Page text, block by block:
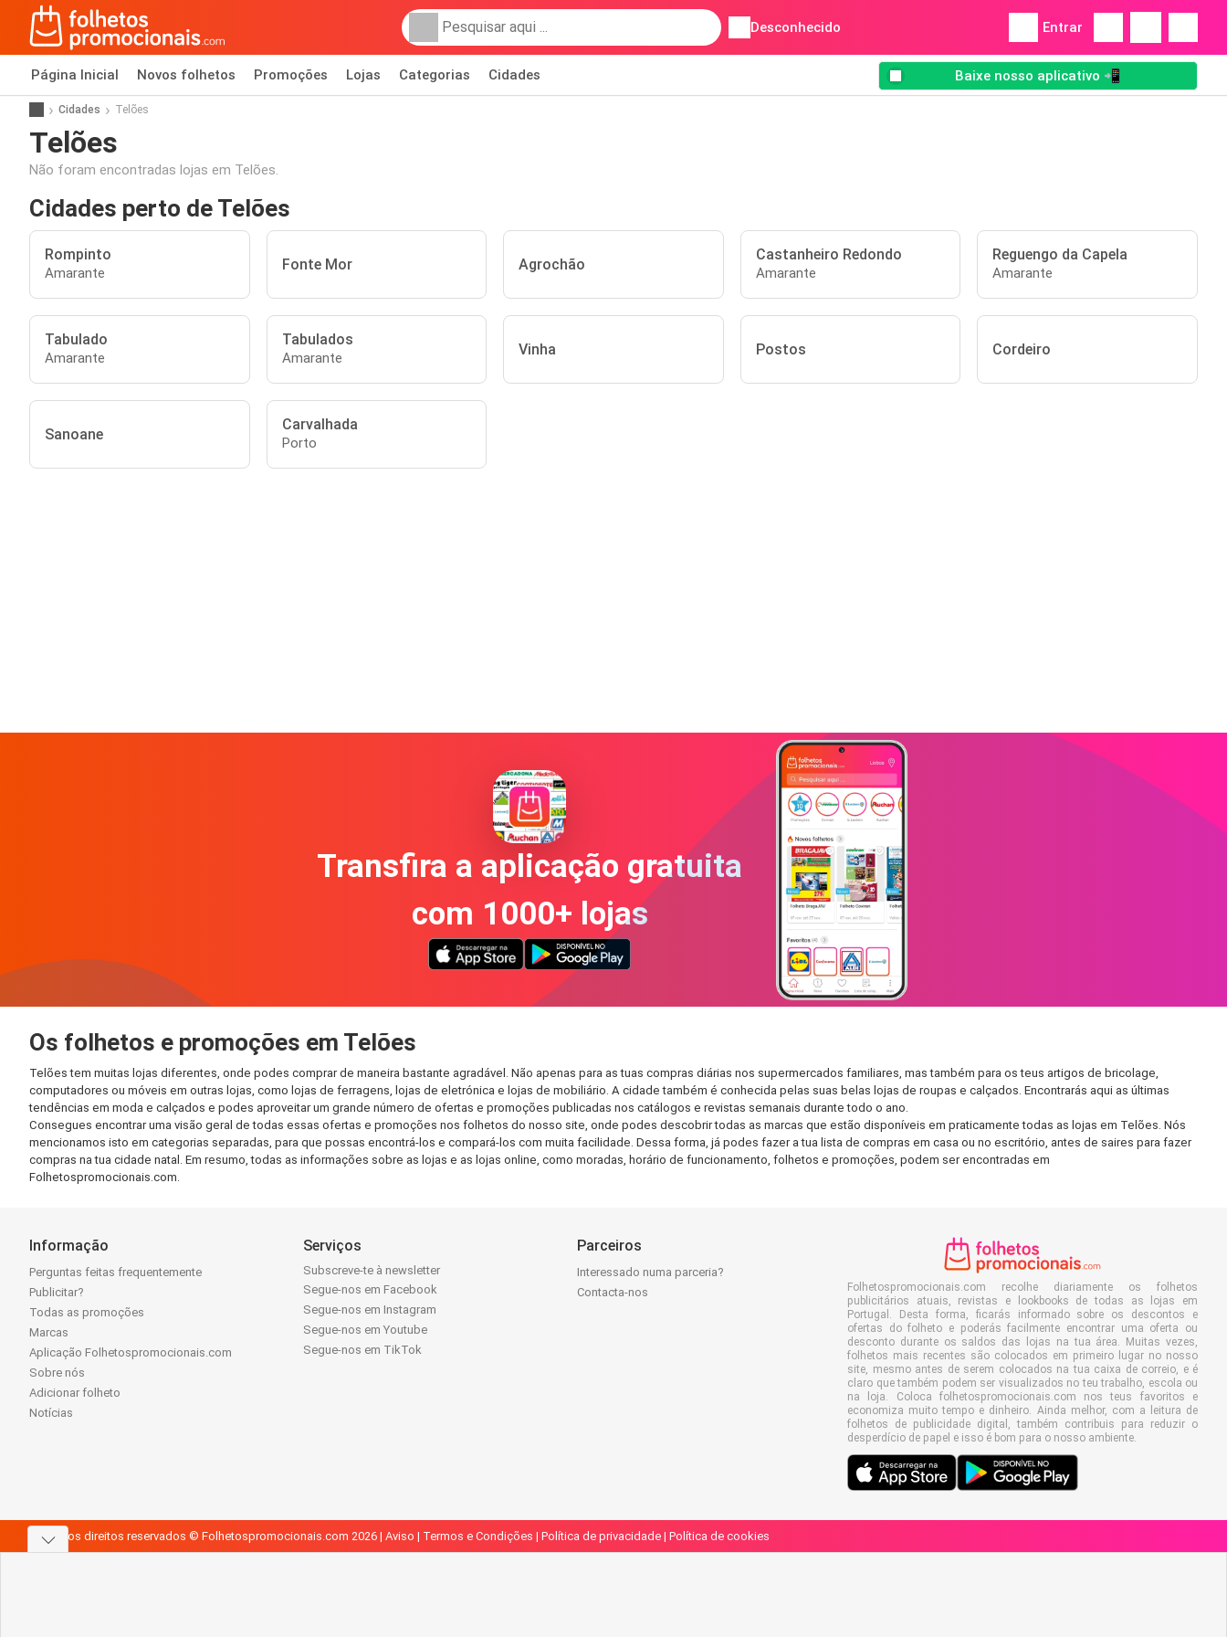
Desconhecido Entrar
Página Inicial Novos folhetos Promoções Lojas Categorias Cidades Baixe nosso aplicativo 📲
Cidades Telões
Telões
Não foram encontradas lojas em Telões.
Cidades perto de Telões
Rompinto
Amarante Fonte Mor Agrochão
Castanheiro Redondo
Amarante
Reguengo da Capela
Amarante
Tabulado
Amarante
Tabulados
Amarante Vinha Postos Cordeiro
Sanoane
Carvalhada
Porto
Transfira a aplicação gratuita
com 1000+ lojas
Os folhetos e promoções em Telões
Telões tem muitas lojas diferentes, onde podes comprar de maneira bastante agradável. Não apenas para as tuas compras diárias nos supermercados familiares, mas também para os teus artigos de bricolage,
computadores ou móveis em outras lojas, como lojas de ferragens, lojas de eletrónica e lojas de mobiliário. A cidade também é conhecida pelas suas belas lojas de roupas e calçados. Encontrarás aqui as últimas
tendências em moda e calçados e podes aproveitar um grande número de ofertas e promoções publicadas nos catálogos e revistas semanais durante todo o ano.
Consegues encontrar uma visão geral de todas essas ofertas e promoções nos folhetos do nosso site, onde podes descobrir todas as marcas que estão disponíveis em praticamente todas as lojas em Telões. Nós
mencionamos isto em categorias separadas, para que possas encontrá-los e compará-los com muita facilidade. Dessa forma, já podes fazer a tua lista de compras em casa ou no escritório, antes de saires para fazer
compras na tua cidade natal. Em resumo, todas as informações sobre as lojas e as lojas online, como moradas, horário de funcionamento, folhetos e promoções, podem ser encontradas em
Folhetospromocionais.com.
Informação
Perguntas feitas frequentemente
Publicitar?
Todas as promoções
Marcas
Aplicação Folhetospromocionais.com
Sobre nós
Adicionar folheto
Notícias
Serviços
Subscreve-te à newsletter
Segue-nos em Facebook
Segue-nos em Instagram
Segue-nos em Youtube
Segue-nos em TikTok
Parceiros
Interessado numa parceria?
Contacta-nos
Folhetospromocionais.com recolhe diariamente os folhetos
publicitários atuais, revistas e lookbooks de todas as lojas em
Portugal. Desta forma, ficarás informado sobre os descontos e
ofertas do folheto e poderás facilmente encontrar uma oferta ou
desconto durante os saldos das lojas na tua área. Muitas vezes,
folhetos mais recentes são colocados em primeiro lugar no nosso
site, mesmo antes de serem colocados na tua caixa de correio, e é
claro que também podem ser visualizados no teu trabalho, escola ou
na loja. Coloca folhetospromocionais.com nos teus favoritos e
economiza muito tempo e dinheiro. Ainda melhor, com a leitura de
folhetos de publicidade digital, também contribuis para reduzir o
desperdício de papel e isso é bom para o nosso ambiente.
Todos os direitos reservados © Folhetospromocionais.com 2026 | Aviso | Termos e Condições | Política de privacidade | Política de cookies